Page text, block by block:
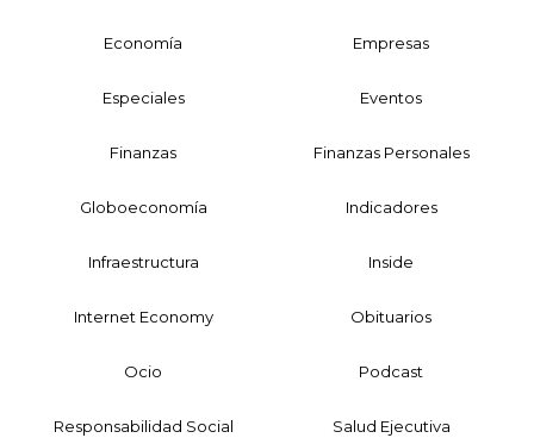
Economía Empresas
Especiales Eventos
Finanzas Finanzas Personales
Globoeconomía Indicadores
Infraestructura Inside
Internet Economy Obituarios
Ocio Podcast
Responsabilidad Social Salud Ejecutiva